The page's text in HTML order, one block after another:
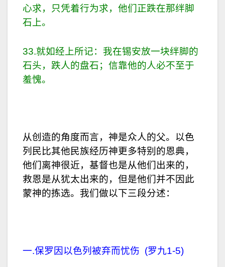
心求，只凭着行为求，他们正跌在那绊脚
石上。
33.就如经上所记：我在锡安放一块绊脚的
石头，跌人的盘石；信靠他的人必不至于
羞愧。
从创造的角度而言，神是众人的父。以色
列民比其他民族经历神更多特别的恩典，
他们离神很近，基督也是从他们出来的，
救恩是从犹太出来的，但是他们并不因此
蒙神的拣选。我们做以下三段分述：
一.保罗因以色列被弃而忧伤 (罗九1-5)